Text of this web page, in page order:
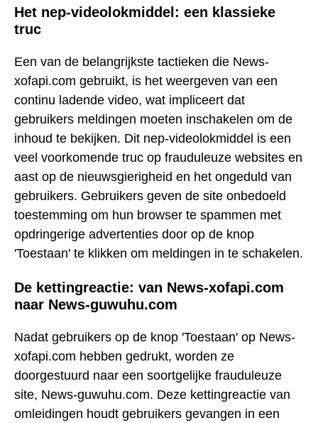
Het nep-videolokmiddel: een klassieke
truc
Een van de belangrijkste tactieken die News-
xofapi.com gebruikt, is het weergeven van een
continu ladende video, wat impliceert dat
gebruikers meldingen moeten inschakelen om de
inhoud te bekijken. Dit nep-videolokmiddel is een
veel voorkomende truc op frauduleuze websites en
aast op de nieuwsgierigheid en het ongeduld van
gebruikers. Gebruikers geven de site onbedoeld
toestemming om hun browser te spammen met
opdringerige advertenties door op de knop
'Toestaan' te klikken om meldingen in te schakelen.
De kettingreactie: van News-xofapi.com
naar News-guwuhu.com
Nadat gebruikers op de knop 'Toestaan' op News-
xofapi.com hebben gedrukt, worden ze
doorgestuurd naar een soortgelijke frauduleuze
site, News-guwuhu.com. Deze kettingreactie van
omleidingen houdt gebruikers gevangen in een